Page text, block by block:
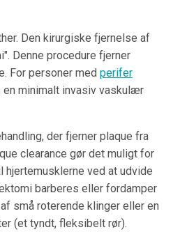
Den kirurgiske fjernelse af
Denne procedure fjerner
For personer med perifer
en minimalt invasiv vaskulær
der fjerner plaque fra
clearance gør det muligt for
ved at udvide
barberes eller fordamper
små roterende klinger eller en
(et tyndt, fleksibelt rør).